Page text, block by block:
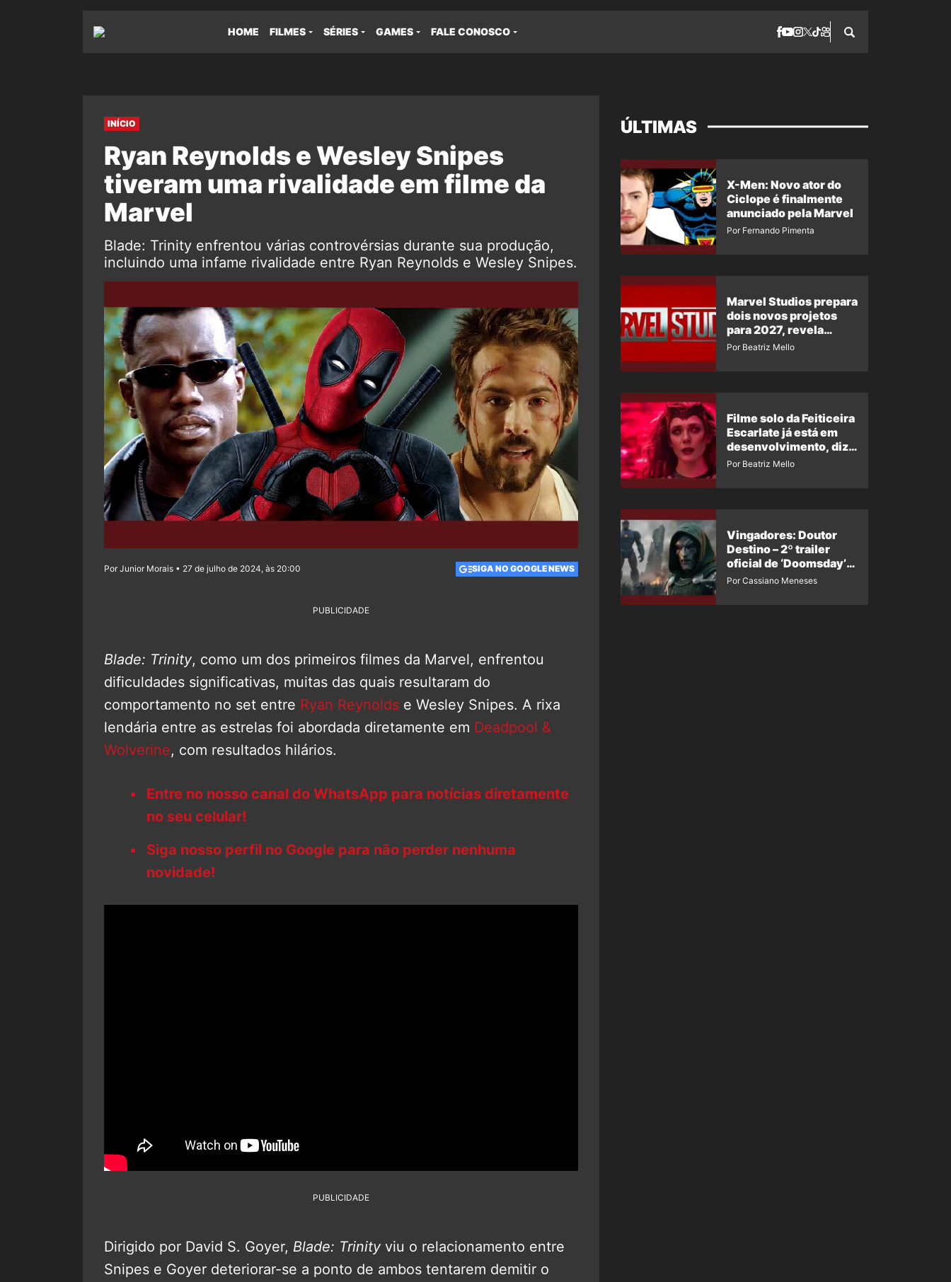
HOME FILMES SÉRIES GAMES FALE CONOSCO
INÍCIO
Ryan Reynolds e Wesley Snipes
tiveram uma rivalidade em filme da
Marvel
Blade: Trinity enfrentou várias controvérsias durante sua produção,
incluindo uma infame rivalidade entre Ryan Reynolds e Wesley Snipes.
Por Junior Morais • 27 de julho de 2024, às 20:00 SIGA NO GOOGLE NEWS
PUBLICIDADE
Blade: Trinity, como um dos primeiros filmes da Marvel, enfrentou
dificuldades significativas, muitas das quais resultaram do
comportamento no set entre Ryan Reynolds e Wesley Snipes. A rixa
lendária entre as estrelas foi abordada diretamente em Deadpool &
Wolverine, com resultados hilários.
Entre no nosso canal do WhatsApp para notícias diretamente
no seu celular!
Siga nosso perfil no Google para não perder nenhuma
novidade!
PUBLICIDADE
Dirigido por David S. Goyer, Blade: Trinity viu o relacionamento entre
Snipes e Goyer deteriorar-se a ponto de ambos tentarem demitir o
ÚLTIMAS
X-Men: Novo ator do
Ciclope é finalmente
anunciado pela Marvel
Por Fernando Pimenta
Marvel Studios prepara
dois novos projetos
para 2027, revela
insider
Por Beatriz Mello
Filme solo da Feiticeira
Escarlate já está em
desenvolvimento, diz
insider
Por Beatriz Mello
Vingadores: Doutor
Destino – 2º trailer
oficial de ‘Doomsday’
ganha nova data para
Por Cassiano Meneses